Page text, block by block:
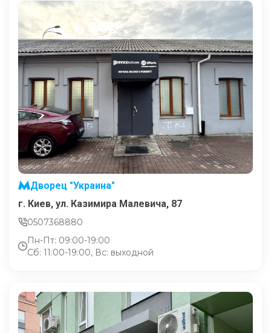
Дворец "Украина"
г. Киев, ул. Казимира Малевича, 87
0507368880
Пн-Пт: 09:00-19:00
Сб: 11:00-19:00, Вс: выходной